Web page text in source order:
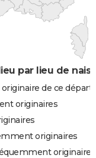
par lieu de
de ce
originaires
originaires
originaires